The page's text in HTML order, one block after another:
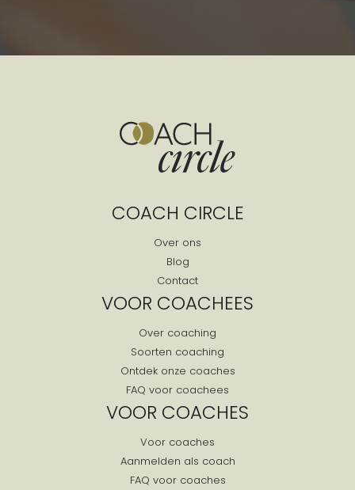
COACH CIRCLE
Over ons
Blog
Contact
VOOR COACHEES
Over coaching
Soorten coaching
Ontdek onze coaches
FAQ voor coachees
VOOR COACHES
Voor coaches
Aanmelden als coach
FAQ voor coaches